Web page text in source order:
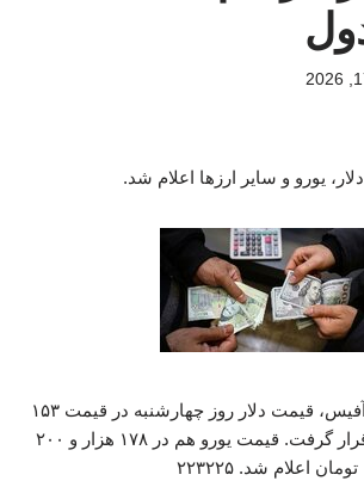
یورو و سایر ارزها اعلام شد.
به گزارش کوروش آفیس، قیمت دلار روز چهارشنبه در قیمت ۱۵۳
هزار و ۵۰۰ تومان قرار گرفت. قیمت یورو هم در ۱۷۸ هزار و ۲۰۰
تومان اعلام شد. ۲۲۳۲۲۵